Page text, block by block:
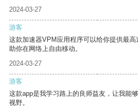
2024-03-27
游客
这款加速器VPM应用程序可以给你提供最
助你在网络上自由移动。
2024-03-27
游客
这款app是我学习路上的良师益友，让我能
视野。